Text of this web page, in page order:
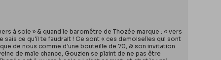
à soie » & quand le baromêtre de Thozée marque : « vers
sais ce qu’il te faudrait ! Ce sont « ces demoiselles qui sont
de nous comme d’une bouteille de 70, & son invitation
de male chance, Gouzien se plaint de ne pas être